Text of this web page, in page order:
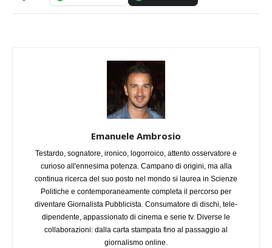
Emanuele Ambrosio
Testardo, sognatore, ironico, logorroico, attento osservatore e
curioso all'ennesima potenza. Campano di origini, ma alla
continua ricerca del suo posto nel mondo si laurea in Scienze
Politiche e contemporaneamente completa il percorso per
diventare Giornalista Pubblicista. Consumatore di dischi, tele-
dipendente, appassionato di cinema e serie tv. Diverse le
collaborazioni: dalla carta stampata fino al passaggio al
giornalismo online.